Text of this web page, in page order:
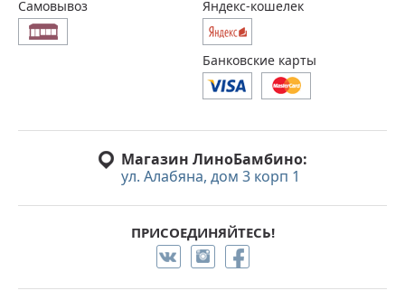
Магазин ЛиноБамбино:
ул. Алабяна, дом 3 корп 1
ПРИСОЕДИНЯЙТЕСЬ!
Самовывоз Яндекс-кошелек
Банковские карты